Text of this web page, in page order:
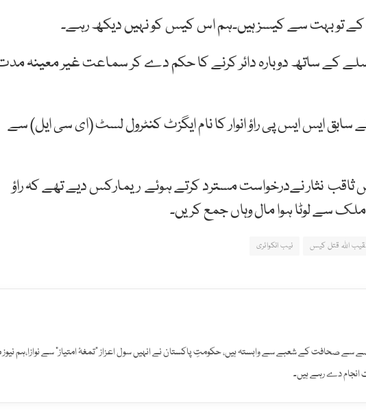
تو بہت سے کیسز ہیں۔ہم اس کیس کو نہیں دیکھ رہے۔
فیصلے کے ساتھ دوبارہ دائر کرنے کا حکم دے کر سماعت غیر معینہ
سپریم کورٹ نے سابق ایس ایس پی راؤ انوار کا نام ایگزٹ کنٹرول لسٹ (ای سی ایل) سے
نثار نےدرخواست مسترد کرتے ہوئے ریمارکس دیے تھے کہ راؤ
سے لوٹا ہوا مال وہاں جمع کریں۔
اللہ قتل کیس نیب انکوائری
سے زائد عرصے سے صحافت کے شعبے سے وابستہ ہیں، حکومتِ پاکستان نے انہیں سول اعزاز "تمغۂ امتیاز" سے نوازا،ہم
انجام دے رہے ہیں۔